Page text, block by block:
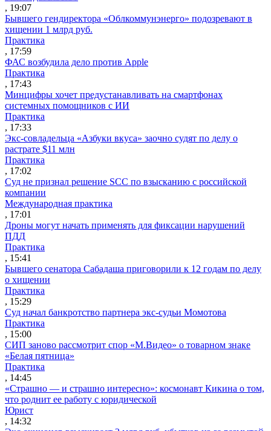
, 19:07
Бывшего гендиректора «Облкоммунэнерго» подозревают в
хищении 1 млрд руб.
Практика
, 17:59
ФАС возбудила дело против Apple
Практика
, 17:43
Минцифры хочет предустанавливать на смартфонах
системных помощников с ИИ
Практика
, 17:33
Экс-совладельца «Азбуки вкуса» заочно судят по делу о
растрате $11 млн
Практика
, 17:02
Суд не признал решение SCC по взысканию с российской
компании
Международная практика
, 17:01
Дроны могут начать применять для фиксации нарушений
ПДД
Практика
, 15:41
Бывшего сенатора Сабадаша приговорили к 12 годам по делу
о хищении
Практика
, 15:29
Суд начал банкротство партнера экс-судьи Момотова
Практика
, 15:00
СИП заново рассмотрит спор «М.Видео» о товарном знаке
«Белая пятница»
Практика
, 14:45
«Страшно — и страшно интересно»: космонавт Кикина о том,
что роднит ее работу с юридической
Юрист
, 14:32